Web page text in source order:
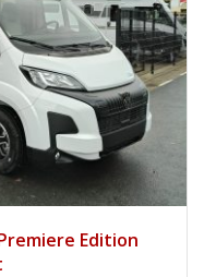
Edition